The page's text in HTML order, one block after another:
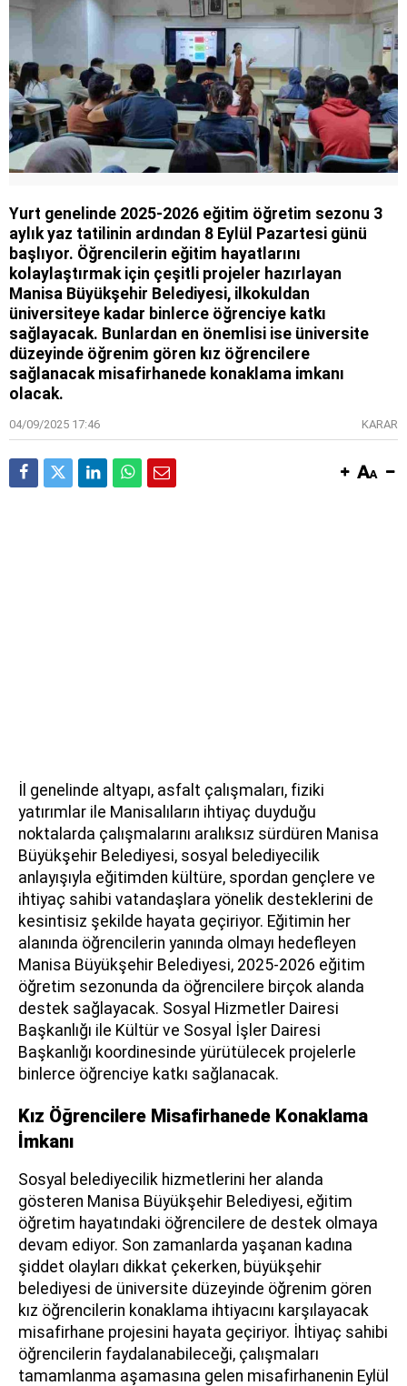
Yurt genelinde 2025-2026 eğitim öğretim sezonu 3
aylık yaz tatilinin ardından 8 Eylül Pazartesi günü
başlıyor. Öğrencilerin eğitim hayatlarını
kolaylaştırmak için çeşitli projeler hazırlayan
Manisa Büyükşehir Belediyesi, ilkokuldan
üniversiteye kadar binlerce öğrenciye katkı
sağlayacak. Bunlardan en önemlisi ise üniversite
düzeyinde öğrenim gören kız öğrencilere
sağlanacak misafirhanede konaklama imkanı
olacak.
04/09/2025 17:46 KARAR
İl genelinde altyapı, asfalt çalışmaları, fiziki
yatırımlar ile Manisalıların ihtiyaç duyduğu
noktalarda çalışmalarını aralıksız sürdüren Manisa
Büyükşehir Belediyesi, sosyal belediyecilik
anlayışıyla eğitimden kültüre, spordan gençlere ve
ihtiyaç sahibi vatandaşlara yönelik desteklerini de
kesintisiz şekilde hayata geçiriyor. Eğitimin her
alanında öğrencilerin yanında olmayı hedefleyen
Manisa Büyükşehir Belediyesi, 2025-2026 eğitim
öğretim sezonunda da öğrencilere birçok alanda
destek sağlayacak. Sosyal Hizmetler Dairesi
Başkanlığı ile Kültür ve Sosyal İşler Dairesi
Başkanlığı koordinesinde yürütülecek projelerle
binlerce öğrenciye katkı sağlanacak.
Kız Öğrencilere Misafirhanede Konaklama
İmkanı
Sosyal belediyecilik hizmetlerini her alanda
gösteren Manisa Büyükşehir Belediyesi, eğitim
öğretim hayatındaki öğrencilere de destek olmaya
devam ediyor. Son zamanlarda yaşanan kadına
şiddet olayları dikkat çekerken, büyükşehir
belediyesi de üniversite düzeyinde öğrenim gören
kız öğrencilerin konaklama ihtiyacını karşılayacak
misafirhane projesini hayata geçiriyor. İhtiyaç sahibi
öğrencilerin faydalanabileceği, çalışmaları
tamamlanma aşamasına gelen misafirhanenin Eylül